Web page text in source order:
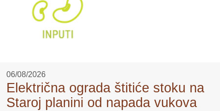
06/08/2026
Električna ograda štitiće stoku na
Staroj planini od napada vukova